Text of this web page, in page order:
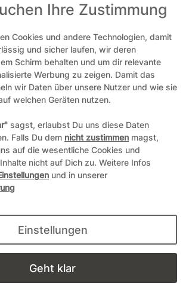
2 Variationen verfügbar
Ihre Zustimmung
Cookies und andere Technologien, damit
und sicher laufen, wir deren
Schirm behalten und um dir relevante
Werbung zu zeigen. Damit das
wir Daten über unsere Nutzer und wie sie
welchen Geräten nutzen.
sagst, erlaubst Du uns diese Daten
Falls Du dem nicht zustimmen magst,
auf die wesentliche Cookies und
nicht auf Dich zu. Weitere Infos
und in unserer
Einstellungen
Geht klar